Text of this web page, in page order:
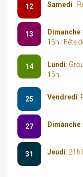
12 Samedi :
13 Dimanche
15h : Fête
14 Lundi:
15h
25 Vendredi:
27 Dimanche
31 Jeudi: 21h